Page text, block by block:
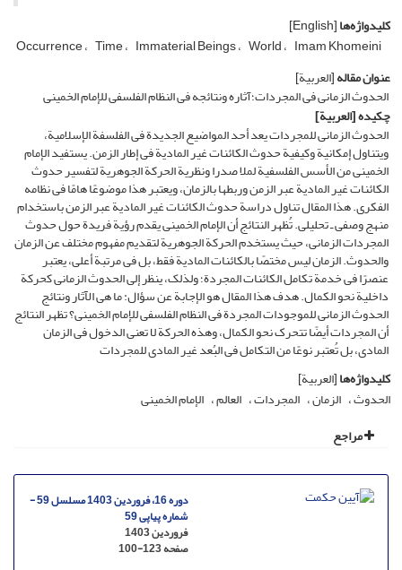
کلیدواژه‌ها[English]
Occurrence Time Immaterial Beings World Imam Khomeini
عنوان مقاله[العربیة]
الحدوث الزمانی فی المجردات؛آثاره ونتائجه فی النظام الفلسفی للإمام الخمینی
چکیده[العربیة]
الحدوث الزمانی للمجردات یعد أحد المواضیع الجدیدة فی الفلسفة الإسلامیة،
ویتناول إمکانیة وکیفیة حدوث الکائنات غیر المادیة فی إطار الزمن. یستفید الإمام
الخمینی من الأسس الفلسفیة لملا صدرا ونظریة الحرکة الجوهریة لتفسیر حدوث
الکائنات غیر المادیة عبر الزمن وربطها بالزمان، ویعتبر هذا موضوعًا هامًا فی نظامه
الفکری. هذا المقال تناول دراسة حدوث الکائنات غیر المادیة عبر الزمن باستخدام
منهج وصفی ـ تحلیلی. تُظهر النتائج أن الإمام الخمینی یقدم رؤیة فریدة حول حدوث
المجردات الزمانی، حیث یستخدم الحرکة الجوهریة لتقدیم مفهوم مختلف عن الزمان
والحدوث. الزمان لیس مختصًا بالکائنات المادیة فقط، بل فی مرتبة أعلى، یعتبر
عنصرًا فی خدمة تکامل الکائنات المجردة؛ ولذلک، ینظر إلى الحدوث الزمانی کحرکة
داخلیة نحو الکمال. هدف هذا المقال هو الإجابة عن سؤال: ما هی الآثار ونتائج
الحدوث الزمانی للموجودات المجردة فی النظام الفلسفی للإمام الخمینی؟ تظهر النتائج
أن المجردات أیضًا تتحرک نحو الکمال، وهذه الحرکة لا تعنی الدخول فی الزمان
المادی، بل تُعتبر نوعًا من التکامل فی البُعد غیر المادی للمجردات
کلیدواژه‌ها[العربیة]
الحدوث الزمان المجردات العالم الإمام الخمینی
مراجع
دوره 16، فروردین 1403 مسلسل 59 -
شماره پیاپی 59
فروردین 1403
صفحه100-123